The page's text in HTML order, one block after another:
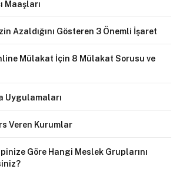
Maaşları
Azaldığını Gösteren 3 Önemli İşaret
Mülakat İçin 8 Mülakat Sorusu ve
Uygulamaları
Veren Kurumlar
Göre Hangi Meslek Gruplarını